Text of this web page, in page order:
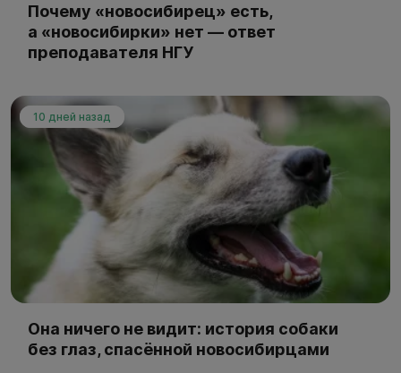
Почему «новосибирец» есть,
а «новосибирки» нет — ответ
преподавателя НГУ
10 дней назад
Она ничего не видит: история собаки
без глаз, спасённой новосибирцами